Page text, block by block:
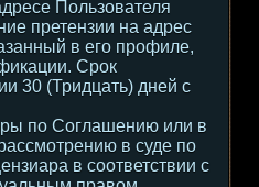
Пользователя
претензии на адрес
в его профиле,
Срок
30 (Тридцать) дней с
по Соглашению или в
в суде по
в соответствии с